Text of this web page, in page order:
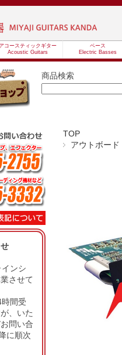
アコースティックギター
Acoustic Guitars
ベース
Electric Basses
商品検索
TOP
アウトボード
ンシ
させて
間受
、いた
問い合
に順次